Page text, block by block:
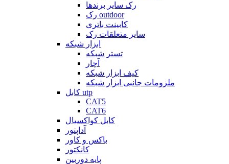
رک سایر برندها
رک outdoor
کابینت باتری
سایر متعلقات رک
ابزار شبکه
تستر شبکه
آچار
کیف ابزار شبکه
ملزومات جانبی ابزار شبکه
کابل utp
CAT5
CAT6
کابل کواکسیال
آداپتور
باکس و کاور
کانکتور
پایه دوربین